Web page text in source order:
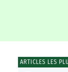
ARTICLES LES